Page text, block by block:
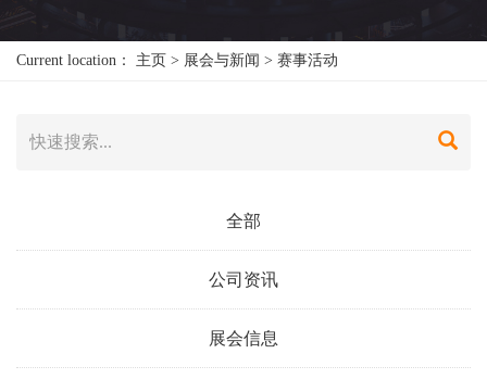
Current location： 主页 > 展会与新闻 > 赛事活动
全部
公司资讯
展会信息